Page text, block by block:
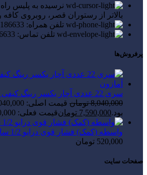
بالاتر از رستوران قصر، روبروی
تلفن همراه: 09027186633
تلفن تماس: 09027186633
پرفروش‌ها
سری 22 عددی آچار یکسر رینگ کیفی مدل MM32-6 آمازون
8,040,000 تومان
بود.7,590,000 تومانقیمت فعلی: 7,590,000 تومان.
واسطه (کمک) فشار قوی درایو 1/2 سایز 10 اینچ بِرند شاهد
520,000 تومان
صفحات سایت